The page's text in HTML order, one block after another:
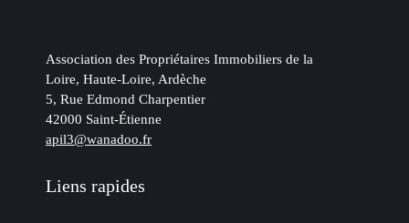
Association des Propriétaires Immobiliers de la
Loire, Haute-Loire, Ardèche
5, Rue Edmond Charpentier
42000 Saint-Étienne
apil3@wanadoo.fr
Liens rapides